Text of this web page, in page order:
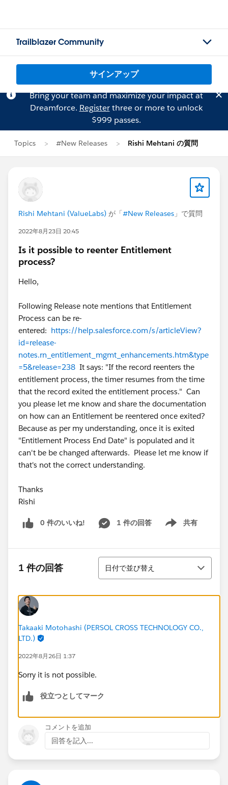
Trailblazer Community
サインアップ
Bring your team and maximize your impact at
Dreamforce. Registerthree or more to unlock
$999 passes.
Topics #New Releases Rishi Mehtani の質問
Rishi Mehtani (ValueLabs) が「#New Releases 」で質問
2022年8月23日 20:45
Is it possible to reenter Entitlement
process?
Hello,
Following Release note mentions that Entitlement
Process can be re-
entered: https://help.salesforce.com/s/articleView?
id=release-
notes.rn_entitlement_mgmt_enhancements.htm&type
=5&release=238 It says: "If the record reenters the
entitlement process, the timer resumes from the time
that the record exited the entitlement process." Can
you please let me know and share the documentation
on how can an Entitlement be reentered once exited?
Because as per my understanding, once it is exited
"Entitlement Process End Date" is populated and it
can't be be changed afterwards. Please let me know if
that's not the correct understanding.
Thanks
Rishi
0 件のいいね! 1 件の回答 共有
Show menu
1 件の回答
並び替え
日付で並び替え
Takaaki Motohashi (PERSOL CROSS TECHNOLOGY CO.,
LTD.)
2022年8月26日 1:37
Sorry it is not possible.
役立つとしてマーク
コメントを追加
回答を記入...